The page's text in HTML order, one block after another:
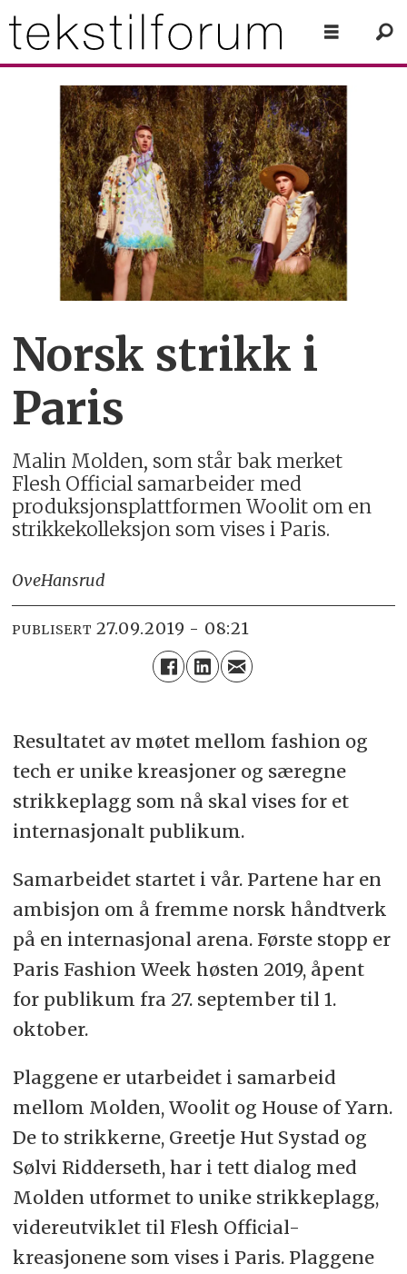
Norsk strikk i
Paris
Malin Molden, som står bak merket
Flesh Official samarbeider med
produksjonsplattformen Woolit om en
strikkekolleksjon som vises i Paris.
OveHansrud
PUBLISERT 27.09.2019 - 08:21
Resultatet av møtet mellom fashion og
tech er unike kreasjoner og særegne
strikkeplagg som nå skal vises for et
internasjonalt publikum.
Samarbeidet startet i vår. Partene har en
ambisjon om å fremme norsk håndtverk
på en internasjonal arena. Første stopp er
Paris Fashion Week høsten 2019, åpent
for publikum fra 27. september til 1.
oktober.
Plaggene er utarbeidet i samarbeid
mellom Molden, Woolit og House of Yarn.
De to strikkerne, Greetje Hut Systad og
Sølvi Ridderseth, har i tett dialog med
Molden utformet to unike strikkeplagg,
videreutviklet til Flesh Official-
kreasjonene som vises i Paris. Plaggene